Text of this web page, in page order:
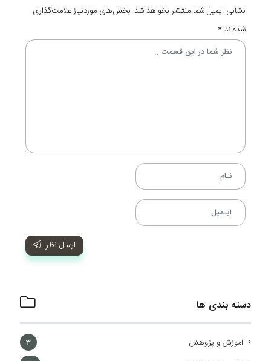
نشانی ایمیل شما منتشر نخواهد شد. بخش‌های موردنیاز علامت‌گذاری
شده‌اند*
ارسال نظر
دسته بندی ها
آموزش و پژوهش 3